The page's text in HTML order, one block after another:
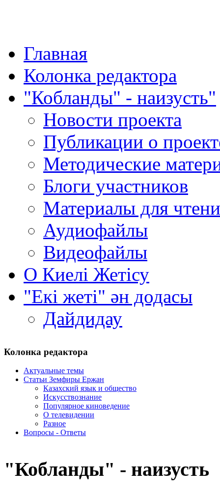
Главная
Колонка редактора
"Кобланды" - наизусть"
Новости проекта
Публикации о
Методические
Блоги участников
Материалы для
Аудиофайлы
Видеофайлы
О Киелi Жетiсу
"Екі жеті" ән додасы
Дайдидау
Колонка редактора
Актуальные темы
Статьи Земфиры Ержан
Казахский язык и общество
Искусствознание
Популярное киноведение
О телевидении
Разное
Вопросы - Ответы
"Кобланды" - наизусть